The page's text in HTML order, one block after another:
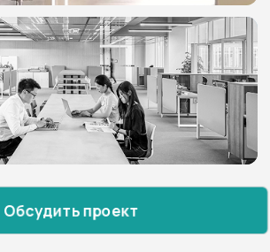
замерщика